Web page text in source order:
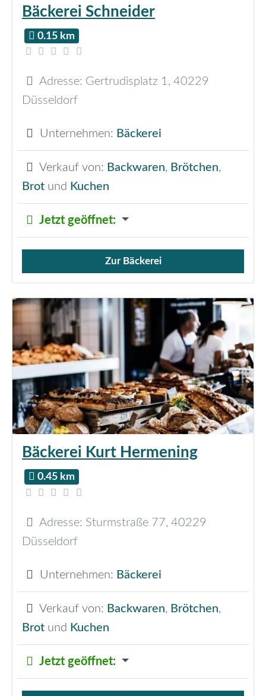
Bäckerei Schneider
0.15 km
Adresse: Gertrudisplatz 1, 40229
Düsseldorf
Unternehmen: Bäckerei
Verkauf von: Backwaren, Brötchen,
Brot und Kuchen
Jetzt geöffnet:
Verkauf von Brötchen,
Zur Bäckerei
Bäckerei Kurt Hermening
0.45 km
Adresse: Sturmstraße 77, 40229
Düsseldorf
Unternehmen: Bäckerei
Verkauf von: Backwaren, Brötchen,
Brot und Kuchen
Jetzt geöffnet: